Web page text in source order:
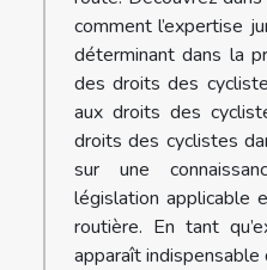
comment l’expertise
déterminant dans la
des droits des
aux droits des
droits des cyclistes
sur une
législation applicable
routière. En tant
apparaît indispensable